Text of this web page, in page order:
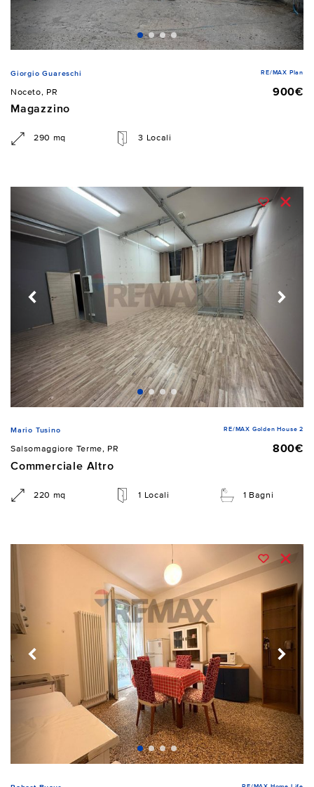
Giorgio Guareschi RE/MAX Plan
Noceto, PR
900€
Magazzino
290 mq 3 Locali
Mario Tusino RE/MAX Golden House 2
Salsomaggiore Terme, PR
800€
Commerciale Altro
220 mq 1 Locali 1 Bagni